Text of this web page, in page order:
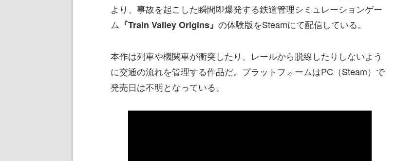
より、事故を起こした瞬間即爆発する鉄道管理シミュレーションゲー
ム 『Train Valley Origins』 の体験版をSteamにて配信している。
本作は列車や機関車が衝突したり、レールから脱線したりしないよう
に交通の流れを管理する作品だ。プラットフォームはPC（Steam）で
発売日は不明となっている。